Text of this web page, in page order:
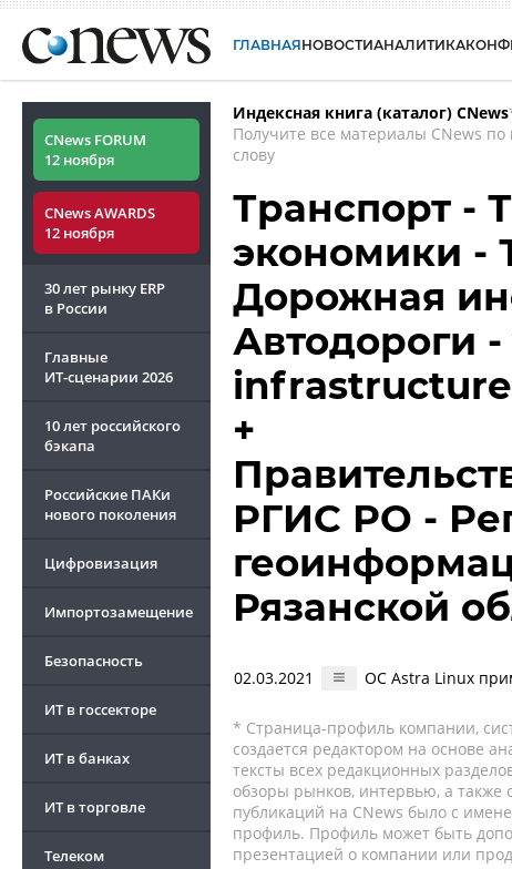
ГЛАВНАЯНОВОСТИАНАЛИТИКА
CNews FORUM
12 ноября
CNews AWARDS
12 ноября
30 лет рынку ERP
в России
Главные
ИТ-сценарии 2026
10 лет российского
бэкапа
Российские ПАКи
нового поколения
Цифровизация
Импортозамещение
Безопасность
ИТ в госсекторе
ИТ в банках
ИТ в торговле
Телеком
Индексная книга (каталог) CNews
Получите все материалы CNews
слову
Транспорт -
экономики -
Дорожная
Автодороги
+
РГИС РО -
Рязанской
02.03.2021 ОС Astra Linux
* Страница-профиль компании,
создается редактором на основе
тексты всех редакционных
обзоры рынков, интервью, а также
публикаций на CNews было с
профиль. Профиль может быть
презентацией о компании или